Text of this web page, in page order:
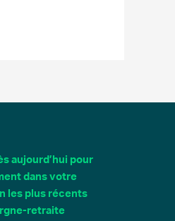
aujourd’hui pour
dans votre
les plus récents
retraite